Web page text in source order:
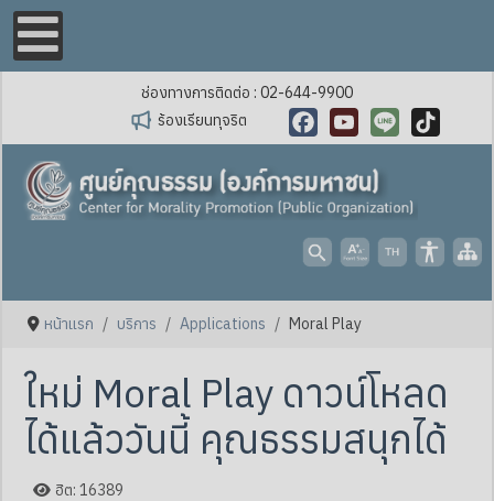
ช่องทางการติดต่อ : 02-644-9900
ร้องเรียนทุจริต
Facebook
YouTube
Line TikTok
หน้าแรก บริการ Applications Moral Play
ใหม่ Moral Play ดาวน์โหลด
ได้แล้ววันนี้ คุณธรรมสนุกได้
ฮิต: 16389